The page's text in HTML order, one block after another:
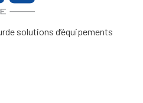
de solutions d’équipements